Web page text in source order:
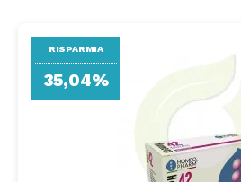
RISPARMIA
35,04%